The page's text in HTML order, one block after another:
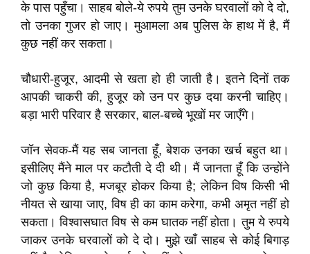
के पास पहुँचा। साहब बोले-ये रुपये तुम उनके घरवालों को दे दो,
तो उनका गुजर हो जाए। मुआमला अब पुलिस के हाथ में है, मैं
कुछ नहीं कर सकता।
चौधारी-हुजूर, आदमी से खता हो ही जाती है। इतने दिनों तक
आपकी चाकरी की, हुजूर को उन पर कुछ दया करनी चाहिए।
बड़ा भारी परिवार है सरकार, बाल-बच्चे भूखों मर जाएँगे।
जॉन सेवक-मैं यह सब जानता हूँ, बेशक उनका खर्च बहुत था।
इसीलिए मैंने माल पर कटौती दे दी थी। मैं जानता हूँ कि उन्होंने
जो कुछ किया है, मजबूर होकर किया है; लेकिन विष किसी भी
नीयत से खाया जाए, विष ही का काम करेगा, कभी अमृत नहीं हो
सकता। विश्वासघात विष से कम घातक नहीं होता। तुम ये रुपये
जाकर उनके घरवालों को दे दो। मुझे खाँ साहब से कोई बिगाड़